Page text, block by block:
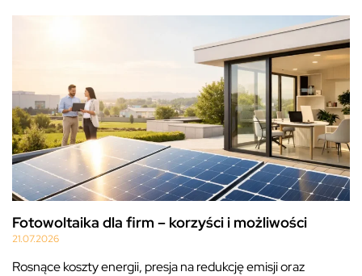
Fotowoltaika dla firm – korzyści i możliwości
21.07.2026
Rosnące koszty energii, presja na redukcję emisji oraz